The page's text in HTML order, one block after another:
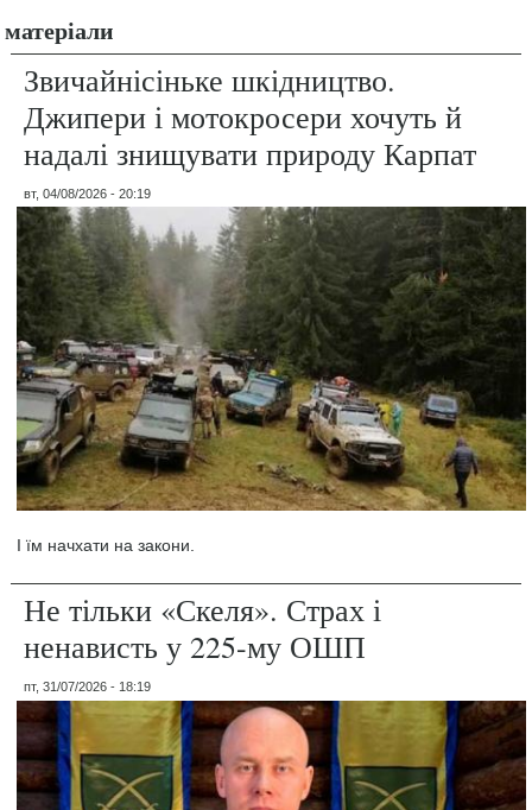
матеріали
Звичайнісіньке шкідництво.
Джипери і мотокросери хочуть й
надалі знищувати природу Карпат
вт, 04/08/2026 - 20:19
І їм начхати на закони.
Не тільки «Скеля». Страх і
ненависть у 225-му ОШП
пт, 31/07/2026 - 18:19